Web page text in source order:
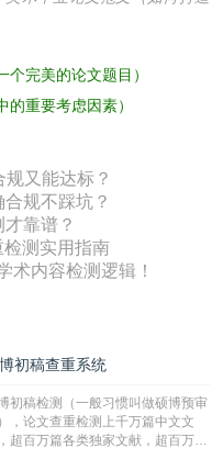
完美的论文题目）
重要考虑因素）
又能达标？
规不踩坑？
靠谱？
测实用指南
术内容检测逻辑！
初稿查重系统
初稿检测（一般习惯叫做硕博预审
，论文查重检测上千万篇中文文
超百万篇各类独家文献，超百万港